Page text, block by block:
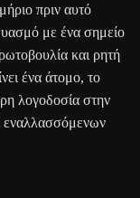
πριν αυτό
με ένα σημείο
και ρητή
ένα άτομο, το
λογοδοσία στην
εναλλασσόμενων